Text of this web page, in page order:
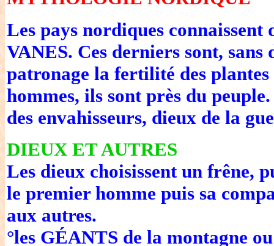
Les pays nordiques connaissent
VANES. Ces derniers sont,
patronage la fertilité des plantes
hommes, ils sont près du
des envahisseurs, dieux de la
DIEUX ET AUTRES
Les dieux choisissent un frêne,
le premier homme puis sa
aux autres.
°les GÉANTS de la montagne